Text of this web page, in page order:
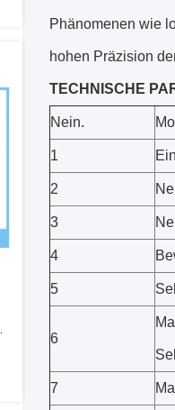
Phänomenen wie
hohen Präzision
TECHNISCHE
Nein.
1
2
3
4
5
6
7